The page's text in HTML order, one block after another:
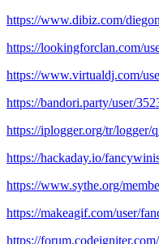
https://www.dibiz.com/
https://lookingforclan.com/
https://www.virtualdj.com/
https://bandori.party/user/
https://iplogger.org/tr/
https://hackaday.io/
https://www.sythe.org/
https://makeagif.com/user/
https://